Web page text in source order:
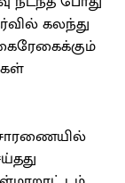
கலந்து